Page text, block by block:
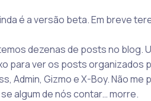
é a versão beta. Em breve
dezenas de posts no
para ver os posts organizados
Admin, Gizmo e X-Boy. Não
algum de nós contar… morre.